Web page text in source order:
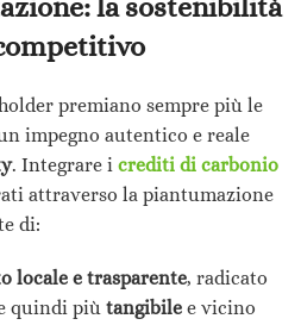
la sostenibilità
premiano sempre più le
impegno autentico e reale
. Integrare i crediti di carbonio
attraverso la piantumazione
di:
locale e trasparente, radicato
quindi più tangibile e vicino